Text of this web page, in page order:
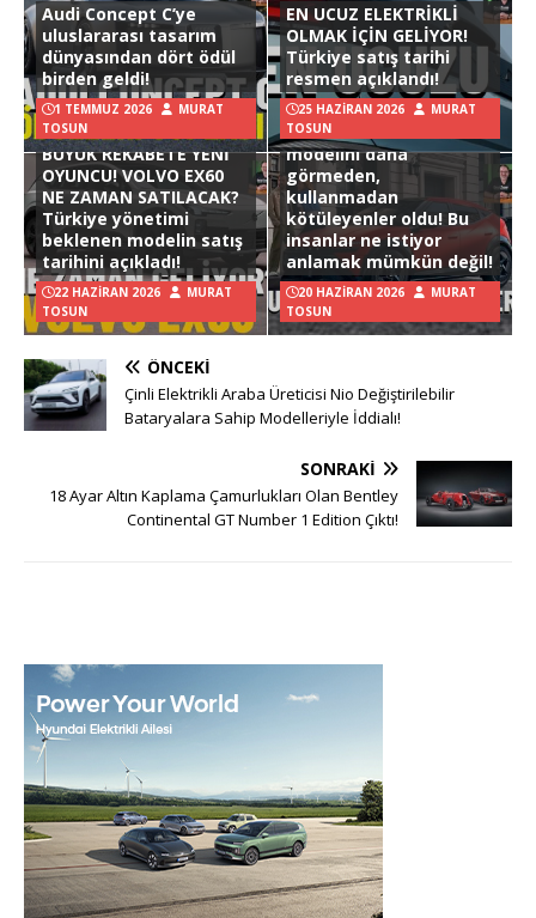
Audi Concept C’ye
uluslararası tasarım
dünyasından dört ödül
birden geldi!
1 TEMMUZ 2026
MURAT
TOSUN
EN UCUZ ELEKTRİKLİ
OLMAK İÇİN GELİYOR!
Türkiye satış tarihi
resmen açıklandı!
25 HAZIRAN 2026
MURAT
TOSUN
BÜYÜK REKABETE YENİ
OYUNCU! VOLVO EX60
NE ZAMAN SATILACAK?
Türkiye yönetimi
beklenen modelin satış
tarihini açıkladı!
22 HAZIRAN 2026
MURAT
TOSUN
Hyundai Ioniq 3
modelini daha
görmeden,
kullanmadan
kötüleyenler oldu! Bu
insanlar ne istiyor
anlamak mümkün değil!
20 HAZIRAN 2026
MURAT
TOSUN
ÖNCEKI
Çinli Elektrikli Araba Üreticisi Nio Değiştirilebilir
Bataryalara Sahip Modelleriyle İddialı!
SONRAKI
18 Ayar Altın Kaplama Çamurlukları Olan Bentley
Continental GT Number 1 Edition Çıktı!